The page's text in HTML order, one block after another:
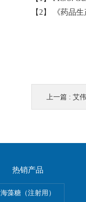
【2】 《药品
上一篇 : 艾伟
热销产品
海藻糖（注射用）